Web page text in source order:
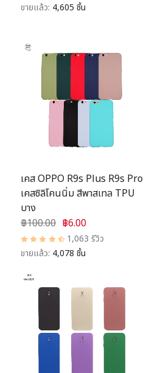
ขายแล้ว: 4,605 ชิ้น
เคส OPPO R9s Plus R9s Pro
เคสซิลิโคนนิ่ม สีพาสเทล TPU
บาง
฿100.00 ฿6.00
1,063 รีวิว
ขายแล้ว: 4,078 ชิ้น